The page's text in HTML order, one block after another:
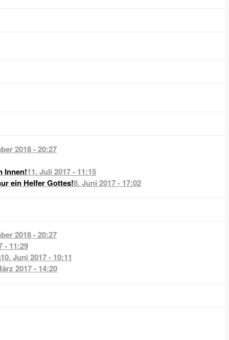
2018 - 20:27
Innen!11. Juli 2017 - 11:15
ein Helfer Gottes!8. Juni 2017 - 17:02
2018 - 20:27
- 11:29
10. Juni 2017 - 10:11
2017 - 14:20